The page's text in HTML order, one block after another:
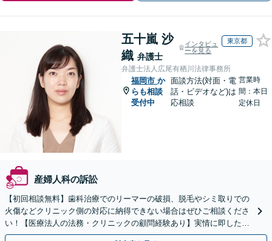
五十嵐 沙
織 弁護士
インタビュ
ーを見る
東京都
弁護士法人広尾有栖川法律事務所
福岡市 か
らも相談
受付中
面談方法(対面・電
話・ビデオなど)は
応相談
営業時
間：本日
定休日
産婦人科の訴訟
【初回相談無料】歯科治療でのリーマーの破損、脱毛やシミ取りでの
火傷などクリニック側の対応に納得できない場合はぜひご相談くださ
い！【医療法人の法務・クリニックの顧問経験あり】実情に即したア
ドバイスで、納得のできるトラブルの解決を目指します。